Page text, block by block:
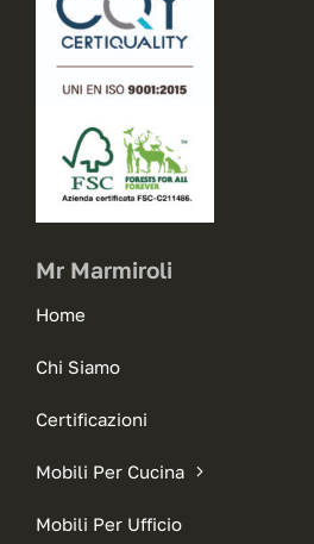
Mr Marmiroli
Home
Chi Siamo
Certificazioni
Mobili Per Cucina
Mobili Per Ufficio